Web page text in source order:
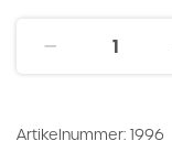
Artikelnummer: 1996